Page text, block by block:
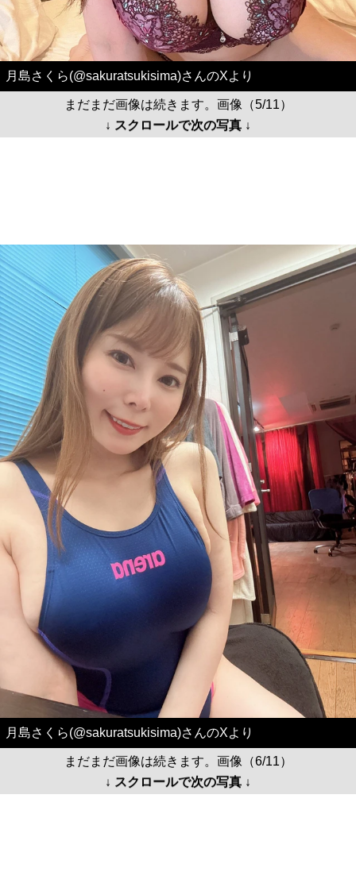
月島さくら(@sakuratsukisima)さんのXより
まだまだ画像は続きます。画像（5/11）
↓ スクロールで次の写真 ↓
月島さくら(@sakuratsukisima)さんのXより
まだまだ画像は続きます。画像（6/11）
↓ スクロールで次の写真 ↓